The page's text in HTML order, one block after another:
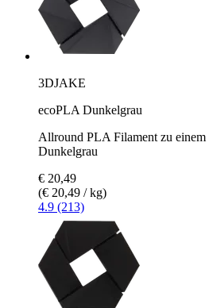
3DJAKE
ecoPLA Dunkelgrau
Allround PLA Filament zu einem
Dunkelgrau
€ 20,49
(€ 20,49 / kg)
4.9 (213)